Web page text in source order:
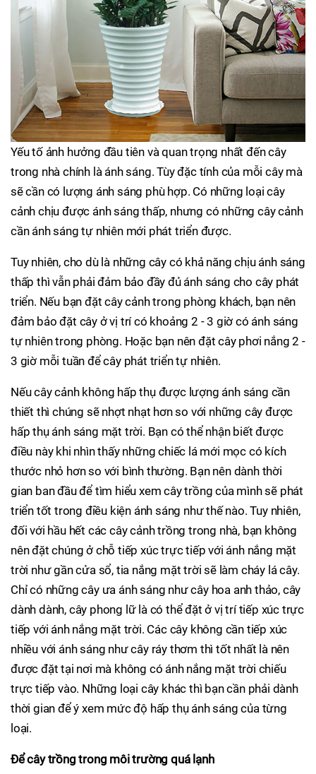
Yếu tố ảnh hưởng đầu tiên và quan trọng nhất đến cây
trong nhà chính là ánh sáng. Tùy đặc tính của mỗi cây mà
sẽ cần có lượng ánh sáng phù hợp. Có những loại cây
cảnh chịu được ánh sáng thấp, nhưng có những cây cảnh
cần ánh sáng tự nhiên mới phát triển được.
Tuy nhiên, cho dù là những cây có khả năng chịu ánh sáng
thấp thì vẫn phải đảm bảo đầy đủ ánh sáng cho cây phát
triển. Nếu bạn đặt cây cảnh trong phòng khách, bạn nên
đảm bảo đặt cây ở vị trí có khoảng 2 - 3 giờ có ánh sáng
tự nhiên trong phòng. Hoặc bạn nên đặt cây phơi nắng 2 -
3 giờ mỗi tuần để cây phát triển tự nhiên.
Nếu cây cảnh không hấp thụ được lượng ánh sáng cần
thiết thì chúng sẽ nhợt nhạt hơn so với những cây được
hấp thụ ánh sáng mặt trời. Bạn có thể nhận biết được
điều này khi nhìn thấy những chiếc lá mới mọc có kích
thước nhỏ hơn so với bình thường. Bạn nên dành thời
gian ban đầu để tìm hiểu xem cây trồng của mình sẽ phát
triển tốt trong điều kiện ánh sáng như thế nào. Tuy nhiên,
đối với hầu hết các cây cảnh trồng trong nhà, bạn không
nên đặt chúng ở chỗ tiếp xúc trực tiếp với ánh nắng mặt
trời như gần cửa sổ, tia nắng mặt trời sẽ làm cháy lá cây.
Chỉ có những cây ưa ánh sáng như cây hoa anh thảo, cây
dành dành, cây phong lữ là có thể đặt ở vị trí tiếp xúc trực
tiếp với ánh nắng mặt trời. Các cây không cần tiếp xúc
nhiều với ánh sáng như cây ráy thơm thì tốt nhất là nên
được đặt tại nơi mà không có ánh nắng mặt trời chiếu
trực tiếp vào. Những loại cây khác thì bạn cần phải dành
thời gian để ý xem mức độ hấp thụ ánh sáng của từng
loại.
Để cây trồng trong môi trường quá lạnh